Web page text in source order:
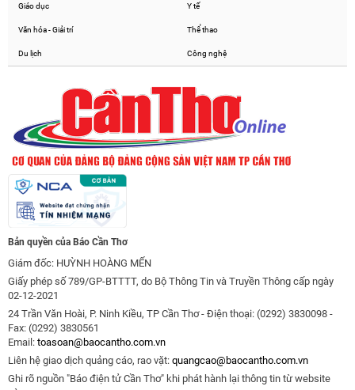
Giáo dục Y tế
Văn hóa - Giải trí Thể thao
Du lịch Công nghệ
Bản quyền của Báo Cần Thơ
Giám đốc: HUỲNH HOÀNG MẾN
Giấy phép số 789/GP-BTTTT, do Bộ Thông Tin và Truyền Thông cấp ngày
02-12-2021
24 Trần Văn Hoài, P. Ninh Kiều, TP Cần Thơ - Điện thoại: (0292) 3830098 -
Fax: (0292) 3830561
Email: toasoan@baocantho.com.vn
Liên hệ giao dịch quảng cáo, rao vặt: quangcao@baocantho.com.vn
Ghi rõ nguồn "Báo điện tử Cần Thơ" khi phát hành lại thông tin từ website